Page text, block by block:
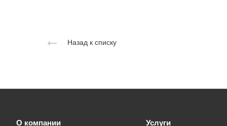
Назад к списку
О компании Услуги